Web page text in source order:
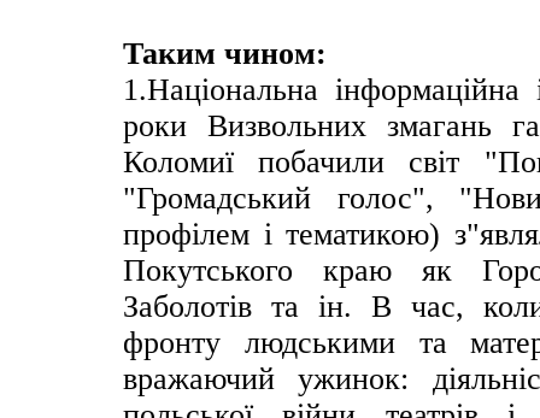
Таким чином:
1.Національна інформаційна
роки Визвольних змагань
Коломиї побачили світ
"Громадський голос",
профілем і тематикою)
Покутського краю як
Заболотів та ін. В час,
фронту людськими та
вражаючий ужинок: